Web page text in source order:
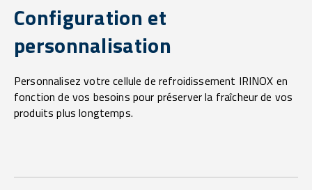
Configuration et
personnalisation
Personnalisez votre cellule de refroidissement IRINOX en
fonction de vos besoins pour préserver la fraîcheur de vos
produits plus longtemps.